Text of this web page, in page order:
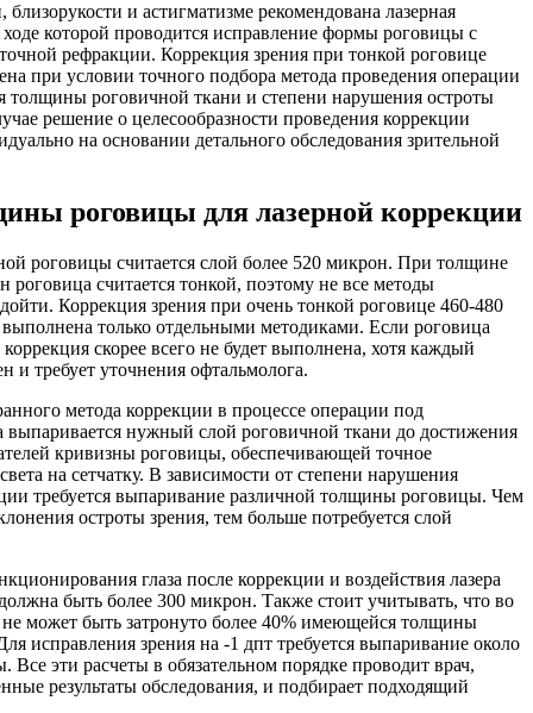
близорукости и астигматизме рекомендована лазерная
ходе которой проводится исправление формы роговицы с
рефракции. Коррекция зрения при тонкой роговице
при условии точного подбора метода проведения операции
толщины роговичной ткани и степени нарушения остроты
решение о целесообразности проведения коррекции
на основании детального обследования зрительной
роговицы для лазерной коррекции
роговицы считается слой более 520 микрон. При толщине
роговица считается тонкой, поэтому не все методы
Коррекция зрения при очень тонкой роговице 460-480
только отдельными методиками. Если роговица
скорее всего не будет выполнена, хотя каждый
и требует уточнения офтальмолога.
метода коррекции в процессе операции под
выпаривается нужный слой роговичной ткани до достижения
кривизны роговицы, обеспечивающей точное
на сетчатку. В зависимости от степени нарушения
требуется выпаривание различной толщины роговицы. Чем
остроты зрения, тем больше потребуется слой
глаза после коррекции и воздействия лазера
быть более 300 микрон. Также стоит учитывать, что во
может быть затронуто более 40% имеющейся толщины
исправления зрения на -1 дпт требуется выпаривание около
Все эти расчеты в обязательном порядке проводит врач,
результаты обследования, и подбирает подходящий